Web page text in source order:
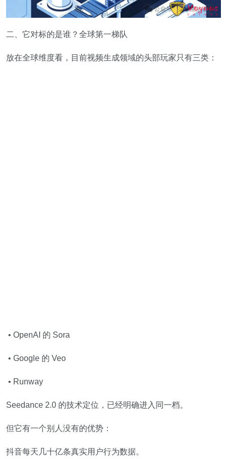
二、它对标的是谁？全球第一梯队
放在全球维度看，目前视频生成领域的头部玩家只有三类：
• OpenAI 的 Sora
• Google 的 Veo
• Runway
Seedance 2.0 的技术定位，已经明确进入同一档。
但它有一个别人没有的优势：
抖音每天几十亿条真实用户行为数据。